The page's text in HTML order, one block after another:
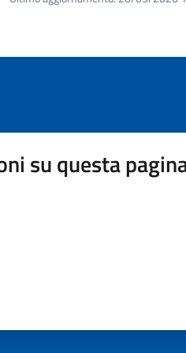
su questa